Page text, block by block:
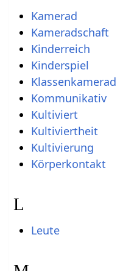
Kamerad
Kameradschaft
Kinderreich
Kinderspiel
Klassenkamerad
Kommunikativ
Kultiviert
Kultiviertheit
Kultivierung
Körperkontakt
L
Leute